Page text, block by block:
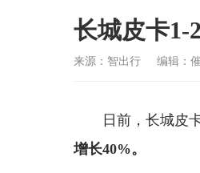
长城皮卡1-
来源：智出行 编辑：
日前，长城皮
增长40%。